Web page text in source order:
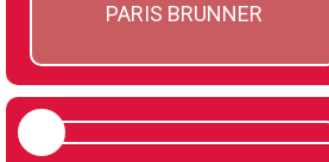
PARIS BRUNNER